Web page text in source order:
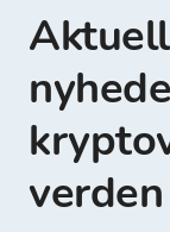
verden